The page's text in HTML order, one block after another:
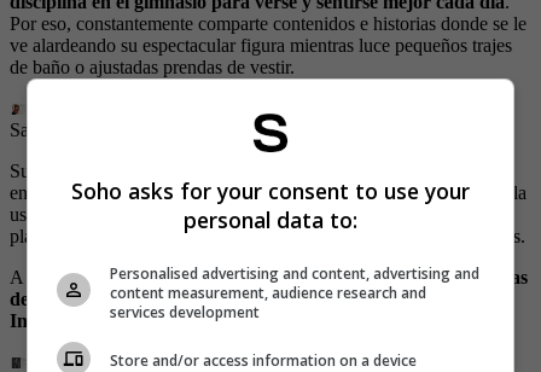
Por eso, constantemente comparte contenidos e historias donde se le
ve alardeando su espectacular figura mientras luce pequeños trajes
de baño o ajustadas prendas de vestir.
Sara Corrales
Instagram @saracorrales
Sus fieles seguidores también saben que en su perfil pueden
encontrar recomendaciones de batidos, comidas y ejercicios que ella
usa para mantener unos glúteos firmes y voluptuosos, su abdomen
plano y unas piernas poderosas que son bastante elogiadas en redes.
A raíz del furor que causa con sus fotografías,recopilamos algunas
de las más recientes que ha compartido en su cuenta de
Instagram y con las que ha dejado a más de uno suspirando.
Soho asks for your consent to use your
personal data to:
Personalised advertising and content, advertising and
content measurement, audience research and
services development
Store and/or access information on a device